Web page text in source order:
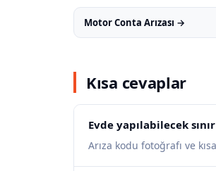
Motor Conta Arızası →
Kısa cevaplar
Evde yapılabilecek
Arıza kodu fotoğrafı ve